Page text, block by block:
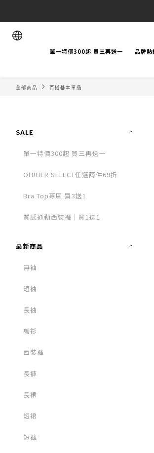
單一特價300起 買三再送一 品牌
全部商品 百搭基本單品
SALE
單一特價300起 買三再送一
OH!HER SELECT任選兩件69折
Bra Top專區 買3送1
質感通勤西裝褲｜買1送1
最新商品
無袖
短袖
長袖
襯衫
西裝褲
長褲
長裙
短裙
短褲